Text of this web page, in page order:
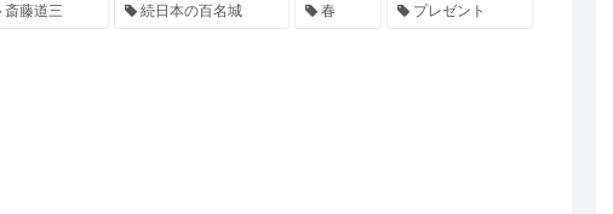
斎藤道三 続日本の百名城 春 プレゼント